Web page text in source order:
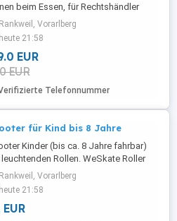
beim Essen, für Rechtshändler
Rankweil, Vorarlberg
heute 21:58
EUR
EUR
Telefonnummer
für Kind bis 8 Jahre
Kinder (bis ca. 8 Jahre fahrbar)
Rollen. WeSkate Roller
für Kinder, höhenverstellbar
Rankweil, Vorarlberg
heute 21:58